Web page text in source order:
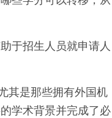
于招生人员就申请人
其是那些拥有外国机
学术背景并完成了必